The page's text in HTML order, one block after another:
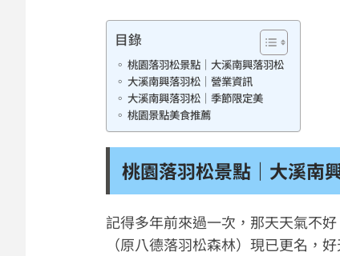
目錄
桃園落羽松景點｜大溪南興落羽松
大溪南興落羽松｜營業資訊
大溪南興落羽松｜季節限定美
桃園景點美食推薦
桃園落羽松景點｜大溪南
記得多年前來過一次，那天天氣不
（原八德落羽松森林）現已更名，